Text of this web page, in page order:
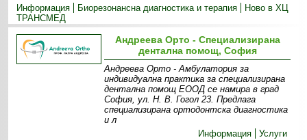
Информация
Биорезонансна диагностика и терапия
Ново в ХЦ
ТРАНСМЕД
Андреева Орто - Специализирана
дентална помощ, София
Андреева Орто - Амбулатория за
индивидуална практика за специализирана
дентална помощ ЕООД се намира в град
София, ул. Н. В. Гогол 23. Предлага
специализирана ортодонтска диагностика
и л
Информация
Услуги